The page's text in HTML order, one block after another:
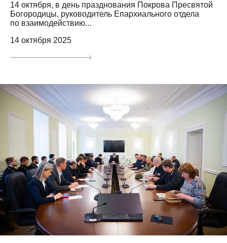
14 октября, в день празднования Покрова Пресвятой
Богородицы, руководитель Епархиального отдела
по взаимодействию...
14 октября 2025